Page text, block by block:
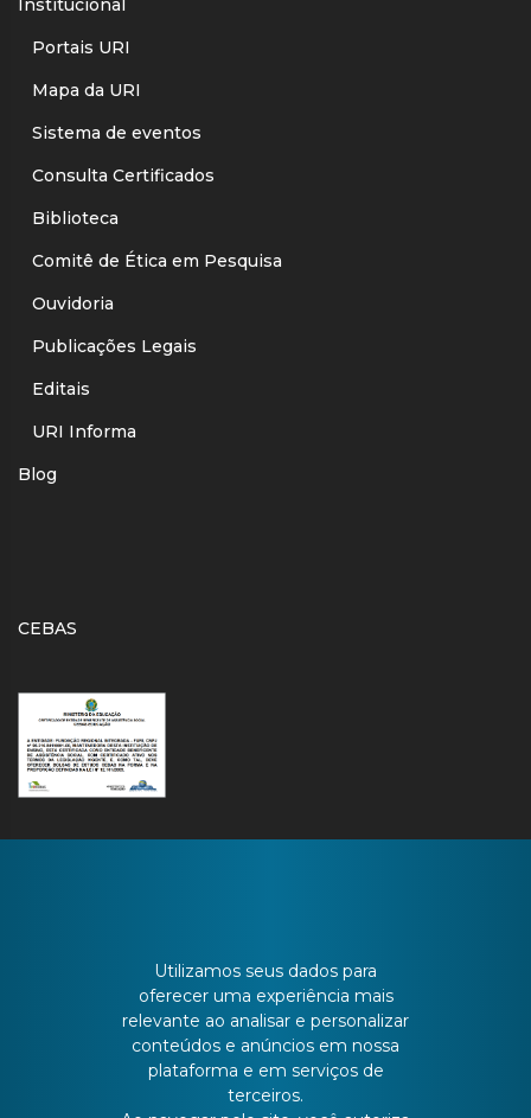
Institucional
Portais URI
Mapa da URI
Sistema de eventos
Consulta Certificados
Biblioteca
Comitê de Ética em Pesquisa
Ouvidoria
Publicações Legais
Editais
URI Informa
Blog
CEBAS
Batista Bonoto Sobrinho, 733
Utilizamos seus dados para
oferecer uma experiência mais
relevante ao analisar e personalizar
conteúdos e anúncios em nossa
plataforma e em serviços de
terceiros.